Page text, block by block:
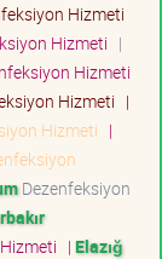
Hizmeti
Hizmeti |
Hizmeti
Hizmeti |
Hizmeti |
Dezenfeksiyon
| Elazığ